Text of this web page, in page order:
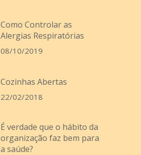
Como Controlar as
Alergias Respiratórias
08/10/2019
Cozinhas Abertas
22/02/2018
É verdade que o hábito da
organização faz bem para
a saúde?